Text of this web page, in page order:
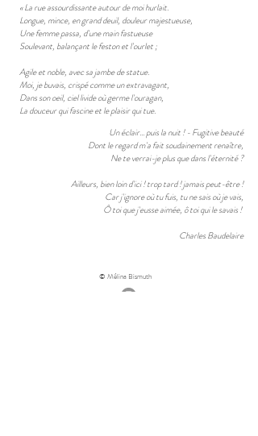
« La rue assourdissante autour de moi hurlait.
Longue, mince, en grand deuil, douleur majestueuse,
Une femme passa, d'une main fastueuse
Soulevant, balançant le feston et l'ourlet ;
Agile et noble, avec sa jambe de statue.
Moi, je buvais, crispé comme un extravagant,
Dans son oeil, ciel livide où germe l'ouragan,
La douceur qui fascine et le plaisir qui tue.
Un éclair... puis la nuit ! - Fugitive beauté
Dont le regard m'a fait soudainement renaître,
Ne te verrai-je plus que dans l'éternité ?
Ailleurs, bien loin d'ici ! trop tard ! jamais peut-être !
Car j'ignore où tu fuis, tu ne sais où je vais,
Ô toi que j'eusse aimée, ô toi qui le savais !
Charles Baudelaire
© Mélina Bismuth